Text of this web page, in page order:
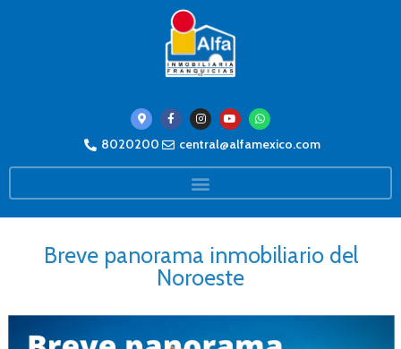
8020200 central@alfamexico.com
Breve panorama inmobiliario del
Noroeste